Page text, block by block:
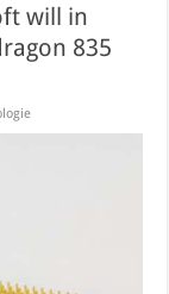
will in
835